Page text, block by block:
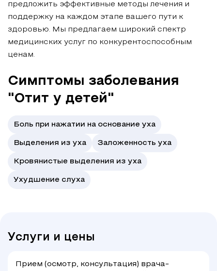
предложить эффективные методы лечения и
поддержку на каждом этапе вашего пути к
здоровью. Мы предлагаем широкий спектр
медицинских услуг по конкурентоспособным
ценам.
Симптомы заболевания
"Отит у детей"
Боль при нажатии на основание уха
Выделения из уха Заложенность уха
Кровянистые выделения из уха
Ухудшение слуха
Услуги и цены
Прием (осмотр, консультация) врача-